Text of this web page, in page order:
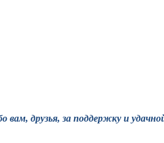
вам, друзья, за поддержку и